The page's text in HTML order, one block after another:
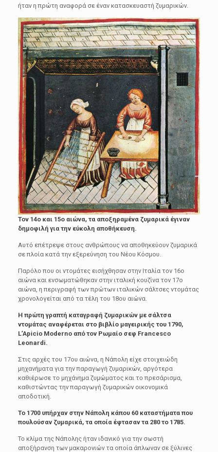
ήταν η πρώτη αναφορά σε έναν κατασκευαστή ζυμαρικών.
Τον 14ο και 15ο αιώνα, τα αποξηραμένα ζυμαρικά έγιναν
δημοφιλή για την εύκολη αποθήκευση.
Αυτό επέτρεψε στους ανθρώπους να αποθηκεύουν ζυμαρικά
σε πλοία κατά την εξερεύνηση του Νέου Κόσμου.
Παρόλο που οι ντομάτες εισήχθησαν στην Ιταλία τον 16ο
αιώνα και ενσωματώθηκαν στην ιταλική κουζίνα τον 17ο
αιώνα, η περιγραφή των πρώτων ιταλικών σάλτσες ντομάτας
χρονολογείται από τα τέλη του 18ου αιώνα.
Η πρώτη γραπτή καταγραφή ζυμαρικών με σάλτσα
ντομάτας αναφέρεται στο βιβλίο μαγειρικής του 1790,
L’Apicio Moderno από τον Ρωμαίο σεφ Francesco
Leonardi.
Στις αρχές του 17ου αιώνα, η Νάπολη είχε στοιχειώδη
μηχανήματα για την παραγωγή ζυμαρικών, αργότερα
καθιέρωσε το μηχάνημα ζυμώματος και το πρεσάρισμα,
καθιστώντας την παραγωγή ζυμαρικών οικονομικά
αποδοτική.
Το 1700 υπήρχαν στην Νάπολη κάπου 60 καταστήματα που
πουλούσαν ζυμαρικά, τα οποία έφτασαν τα 280 το 1785.
Το κλίμα της Νάπολης ήταν ιδανικό για την σωστή
αποξήρανση των μακαρονιών τα οποία άπλωναν σε ξύλινες